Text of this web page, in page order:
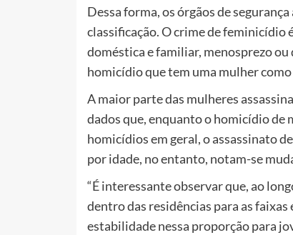
Dessa forma, os órgãos de
classificação. O crime de feminicídio
doméstica e familiar, menosprezo
homicídio que tem uma mulher
A maior parte das mulheres
dados que, enquanto o homicídio de
homicídios em geral, o assassinato
por idade, no entanto, notam-se
“É interessante observar que, ao
dentro das residências para as
estabilidade nessa proporção para